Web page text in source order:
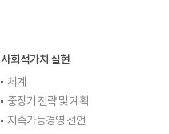
사회적가치 실현
체계
중장기 전략 및 계획
지속가능경영 선언